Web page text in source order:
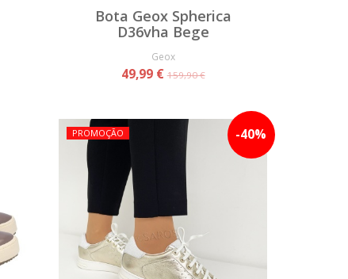
Bota Geox Spherica
D36vha Bege
Geox
49,99 €159,90 €
-40%
PROMOÇÃO